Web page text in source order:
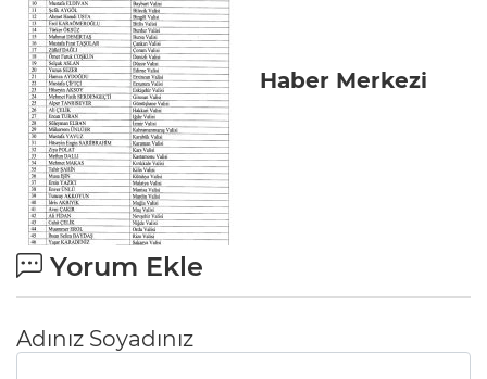
Haber Merkezi
Yorum Ekle
Adınız Soyadınız